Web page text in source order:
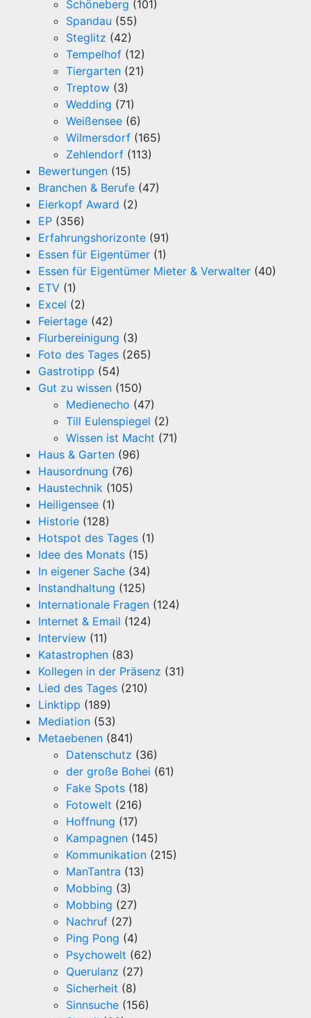
Schöneberg (101)
Spandau (55)
Steglitz (42)
Tempelhof (12)
Tiergarten (21)
Treptow (3)
Wedding (71)
Weißensee (6)
Wilmersdorf (165)
Zehlendorf (113)
Bewertungen (15)
Branchen & Berufe (47)
Eierkopf Award (2)
EP (356)
Erfahrungshorizonte (91)
Essen für Eigentümer (1)
Essen für Eigentümer Mieter & Verwalter (40)
ETV (1)
Excel (2)
Feiertage (42)
Flurbereinigung (3)
Foto des Tages (265)
Gastrotipp (54)
Gut zu wissen (150)
Medienecho (47)
Till Eulenspiegel (2)
Wissen ist Macht (71)
Haus & Garten (96)
Hausordnung (76)
Haustechnik (105)
Heiligensee (1)
Historie (128)
Hotspot des Tages (1)
Idee des Monats (15)
In eigener Sache (34)
Instandhaltung (125)
Internationale Fragen (124)
Internet & Email (124)
Interview (11)
Katastrophen (83)
Kollegen in der Präsenz (31)
Lied des Tages (210)
Linktipp (189)
Mediation (53)
Metaebenen (841)
Datenschutz (36)
der große Bohei (61)
Fake Spots (18)
Fotowelt (216)
Hoffnung (17)
Kampagnen (145)
Kommunikation (215)
ManTantra (13)
Mobbing (3)
Mobbing (27)
Nachruf (27)
Ping Pong (4)
Psychowelt (62)
Querulanz (27)
Sicherheit (8)
Sinnsuche (156)